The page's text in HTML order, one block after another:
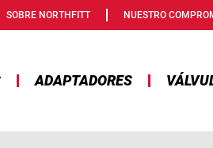
SOBRE NORTHFITT NUESTRO
ADAPTADORES